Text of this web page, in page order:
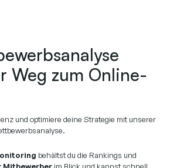
Weg zum Online-
und optimiere deine Strategie mit unserer
behältst du die Rankings und